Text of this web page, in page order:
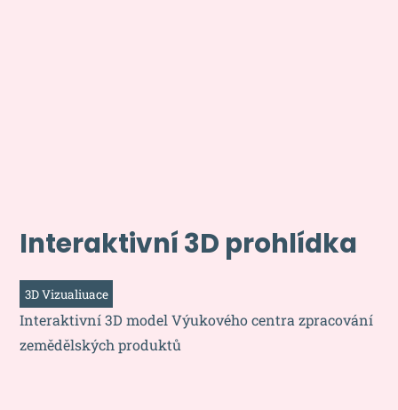
Interaktivní 3D prohlídka
3D Vizualiuace
Interaktivní 3D model Výukového centra zpracování
zemědělských produktů